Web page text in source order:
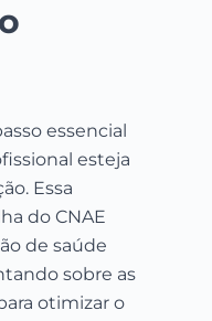
essencial
esteja
Essa
do CNAE
de saúde
sobre as
otimizar o